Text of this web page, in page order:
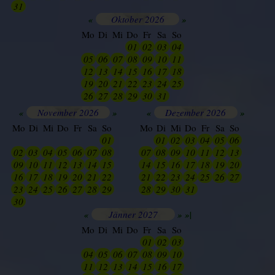
31
« Oktober 2026 »
Mo Di Mi Do Fr Sa So
01 02 03 04
05 06 07 08 09 10 11
12 13 14 15 16 17 18
19 20 21 22 23 24 25
26 27 28 29 30 31
« November 2026 »
Mo Di Mi Do Fr Sa So
01
02 03 04 05 06 07 08
09 10 11 12 13 14 15
16 17 18 19 20 21 22
23 24 25 26 27 28 29
30
« Dezember 2026 »
Mo Di Mi Do Fr Sa So
01 02 03 04 05 06
07 08 09 10 11 12 13
14 15 16 17 18 19 20
21 22 23 24 25 26 27
28 29 30 31
« Jänner 2027 » »|
Mo Di Mi Do Fr Sa So
01 02 03
04 05 06 07 08 09 10
11 12 13 14 15 16 17